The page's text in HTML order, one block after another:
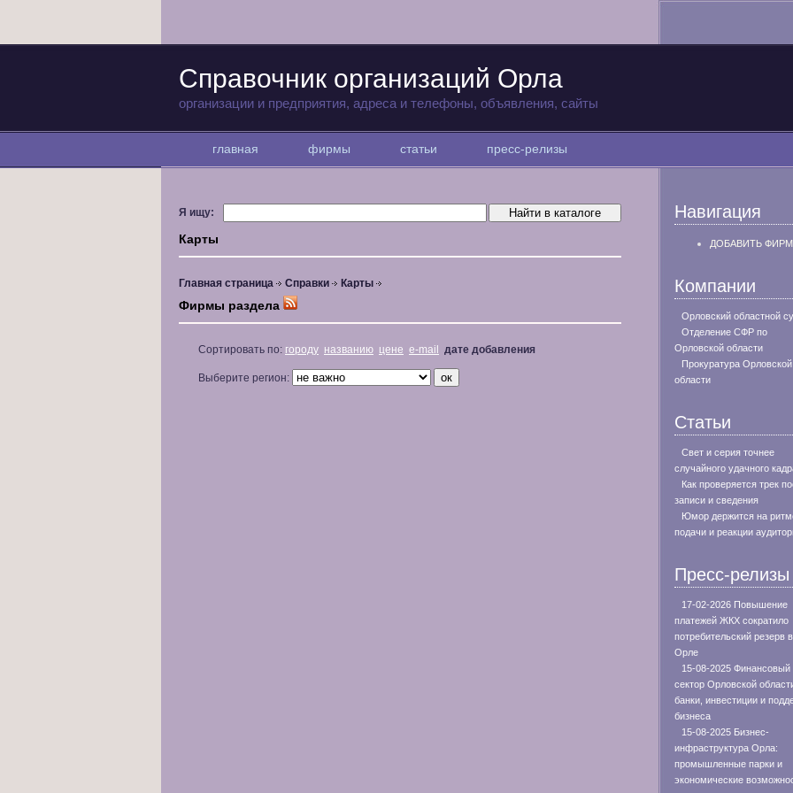
Справочник организаций Орла
организации и предприятия, адреса и телефоны, объявления, сайты
главная фирмы статьи пресс-релизы
Я ищу:
Карты
Главная страница Справки Карты
Фирмы раздела
Сортировать по: городу названию цене e-mail дате добавления
Выберите регион:
Навигация
ДОБАВИТЬ
Компании
Орловский областной
Отделение СФР по
Орловской области
Прокуратура Орловской
области
Статьи
Свет и серия точнее
случайного удачного
Как проверяется трек
записи и сведения
Юмор держится на
подачи и реакции
Пресс-релизы
17-02-2026 Повышение
платежей ЖКХ сократило
потребительский резерв в
Орле
15-08-2025 Финансовый
сектор Орловской
банки, инвестиции и
бизнеса
15-08-2025 Бизнес-
инфраструктура Орла:
промышленные парки и
экономические